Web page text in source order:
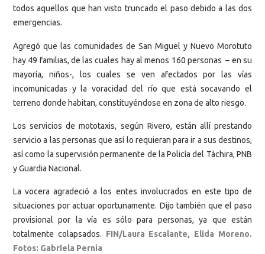
todos aquellos que han visto truncado el paso debido a las dos
emergencias.
Agregó que las comunidades de San Miguel y Nuevo Morotuto
hay 49 familias, de las cuales hay al menos 160 personas – en su
mayoría, niños-, los cuales se ven afectados por las vías
incomunicadas y la voracidad del río que está socavando el
terreno donde habitan, constituyéndose en zona de alto riesgo.
Los servicios de mototaxis, según Rivero, están allí prestando
servicio a las personas que así lo requieran para ir a sus destinos,
así como la supervisión permanente de la Policía del Táchira, PNB
y Guardia Nacional.
La vocera agradeció a los entes involucrados en este tipo de
situaciones por actuar oportunamente. Dijo también que el paso
provisional por la vía es sólo para personas, ya que están
totalmente colapsados. FIN/Laura Escalante, Elida Moreno.
Fotos: Gabriela Pernía